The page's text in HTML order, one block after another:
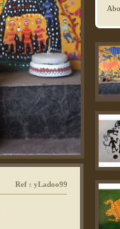
Ref : yLadoo99